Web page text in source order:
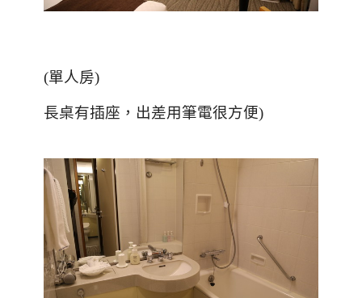
(單人房)
長桌有插座，出差用筆電很方便)